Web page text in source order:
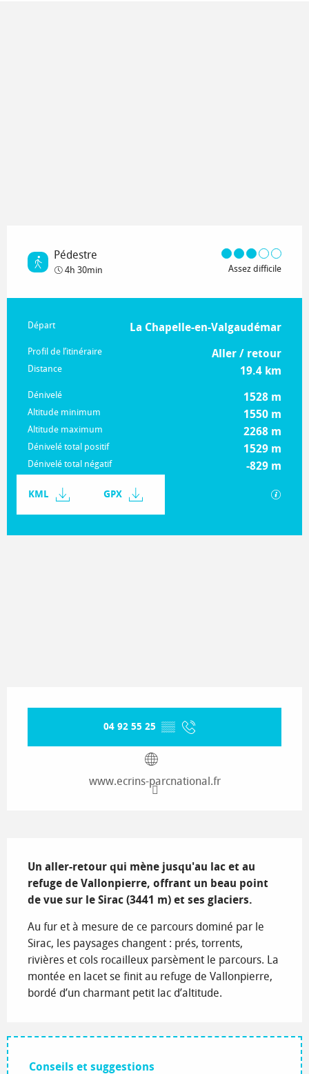
Pédestre
4h 30min Assez difficile
Informations pratiques
Départ La Chapelle-en-Valgaudémar
Profil de l’itinéraire Aller / retour
Distance 19.4 km
Dénivelé 1528 m
Altitude minimum 1550 m
Altitude maximum 2268 m
Dénivelé total positif 1529 m
Dénivelé total négatif -829 m
KML GPX
04 92 55 25 ▒▒
www.ecrins-parcnational.fr
Un aller-retour qui mène jusqu'au lac et au
refuge de Vallonpierre, offrant un beau point
de vue sur le Sirac (3441 m) et ses glaciers.
Au fur et à mesure de ce parcours dominé par le
Sirac, les paysages changent : prés, torrents,
rivières et cols rocailleux parsèment le parcours. La
montée en lacet se finit au refuge de Vallonpierre,
bordé d’un charmant petit lac d’altitude.
Conseils et suggestions